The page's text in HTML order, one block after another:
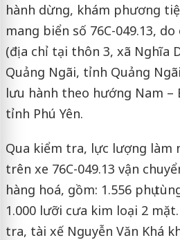
hành dừng, khám phương
mang biển số 76C-049.13,
(địa chỉ tại thôn 3, xã Nghĩa
Quảng Ngãi, tỉnh Quảng
lưu hành theo hướng Nam –
tỉnh Phú Yên.
Qua kiểm tra, lực lượng làm
trên xe 76C-049.13 vận
hàng hoá, gồm: 1.556 phụ
1.000 lưỡi cưa kim loại 2
tra, tài xế Nguyễn Văn Khá